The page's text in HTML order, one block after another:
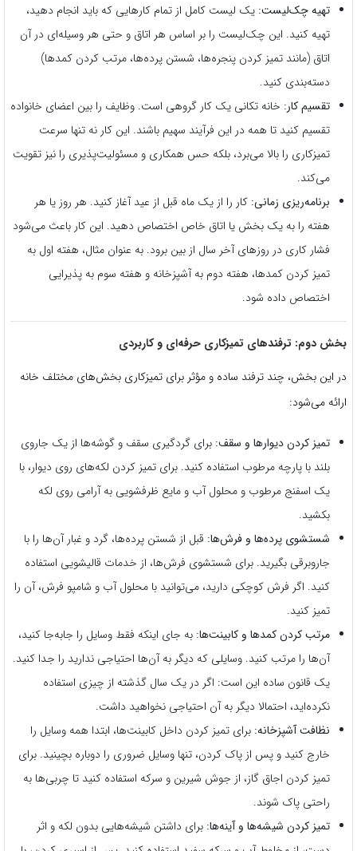
تهیه چک‌لیست: یک لیست کامل از تمام کارهایی که باید انجام دهید،
تهیه کنید. این چک‌لیست را بر اساس هر اتاق و حتی هر وسیله‌ای در آن
اتاق (مانند تمیز کردن پنجره‌ها، شستن پرده‌ها، مرتب کردن کمدها)
دسته‌بندی کنید.
تقسیم کار: خانه تکانی یک کار گروهی است. وظایف را بین اعضای خانواده
تقسیم کنید تا همه در این فرآیند سهیم باشند. این کار نه تنها سرعت
تمیزکاری را بالا می‌برد، بلکه حس همکاری و مسئولیت‌پذیری را نیز تقویت
می‌کند.
برنامه‌ریزی زمانی: کار را از یک ماه قبل از عید آغاز کنید. هر روز یا هر
هفته را به یک بخش یا اتاق خاص اختصاص دهید. این کار باعث می‌شود
فشار کاری در روزهای آخر سال از بین برود. به عنوان مثال، هفته اول به
تمیز کردن کمدها، هفته دوم به آشپزخانه و هفته سوم به پذیرایی
اختصاص داده شود.
بخش دوم: ترفندهای تمیزکاری حرفه‌ای و کاربردی
در این بخش، چند ترفند ساده و مؤثر برای تمیزکاری بخش‌های مختلف خانه
ارائه می‌شود:
تمیز کردن دیوارها و سقف: برای گردگیری سقف و گوشه‌ها از یک جاروی
بلند با پارچه مرطوب استفاده کنید. برای تمیز کردن لکه‌های روی دیوار، با
یک اسفنج مرطوب و محلول آب و مایع ظرفشویی به آرامی روی لکه
بکشید.
شستشوی پرده‌ها و فرش‌ها: قبل از شستن پرده‌ها، گرد و غبار آن‌ها را با
جاروبرقی بگیرید. برای شستشوی فرش‌ها، از خدمات قالیشویی استفاده
کنید. اگر فرش کوچکی دارید، می‌توانید با محلول آب و شامپو فرش، آن را
تمیز کنید.
مرتب کردن کمدها و کابینت‌ها: به جای اینکه فقط وسایل را جابه‌جا کنید،
آن‌ها را مرتب کنید. وسایلی که دیگر به آن‌ها احتیاجی ندارید را جدا کنید.
یک قانون ساده این است: اگر در یک سال گذشته از چیزی استفاده
نکرده‌اید، احتمالا دیگر به آن احتیاجی نخواهید داشت.
نظافت آشپزخانه: برای تمیز کردن داخل کابینت‌ها، ابتدا همه وسایل را
خارج کنید و پس از پاک کردن، تنها وسایل ضروری را دوباره بچینید. برای
تمیز کردن اجاق گاز، از جوش شیرین و سرکه استفاده کنید تا چربی‌ها به
راحتی پاک شوند.
تمیز کردن شیشه‌ها و آینه‌ها: برای داشتن شیشه‌هایی بدون لکه و اثر